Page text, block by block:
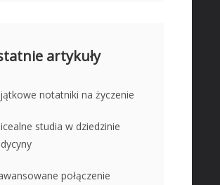
artykuły
notatniki na życzenie
studia w dziedzinie
połączenie